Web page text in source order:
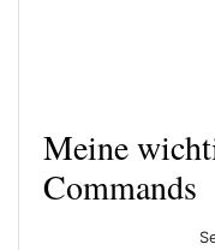
Meine
Commands